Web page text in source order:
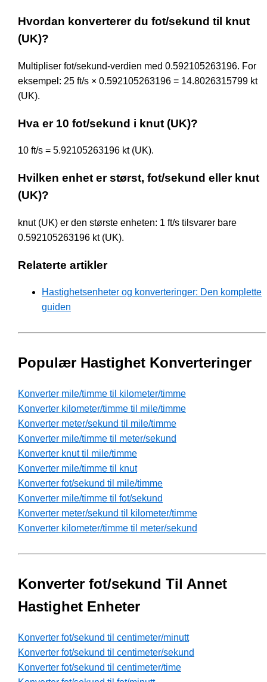
Hvordan konverterer du fot/sekund til knut
(UK)?
Multipliser fot/sekund-verdien med 0.592105263196. For
eksempel: 25 ft/s × 0.592105263196 = 14.8026315799 kt
(UK).
Hva er 10 fot/sekund i knut (UK)?
10 ft/s = 5.92105263196 kt (UK).
Hvilken enhet er størst, fot/sekund eller knut
(UK)?
knut (UK) er den største enheten: 1 ft/s tilsvarer bare
0.592105263196 kt (UK).
Relaterte artikler
Hastighetsenheter og konverteringer: Den komplette
guiden
Populær Hastighet Konverteringer
Konverter mile/timme til kilometer/timme
Konverter kilometer/timme til mile/timme
Konverter meter/sekund til mile/timme
Konverter mile/timme til meter/sekund
Konverter knut til mile/timme
Konverter mile/timme til knut
Konverter fot/sekund til mile/timme
Konverter mile/timme til fot/sekund
Konverter meter/sekund til kilometer/timme
Konverter kilometer/timme til meter/sekund
Konverter fot/sekund Til Annet
Hastighet Enheter
Konverter fot/sekund til centimeter/minutt
Konverter fot/sekund til centimeter/sekund
Konverter fot/sekund til centimeter/time